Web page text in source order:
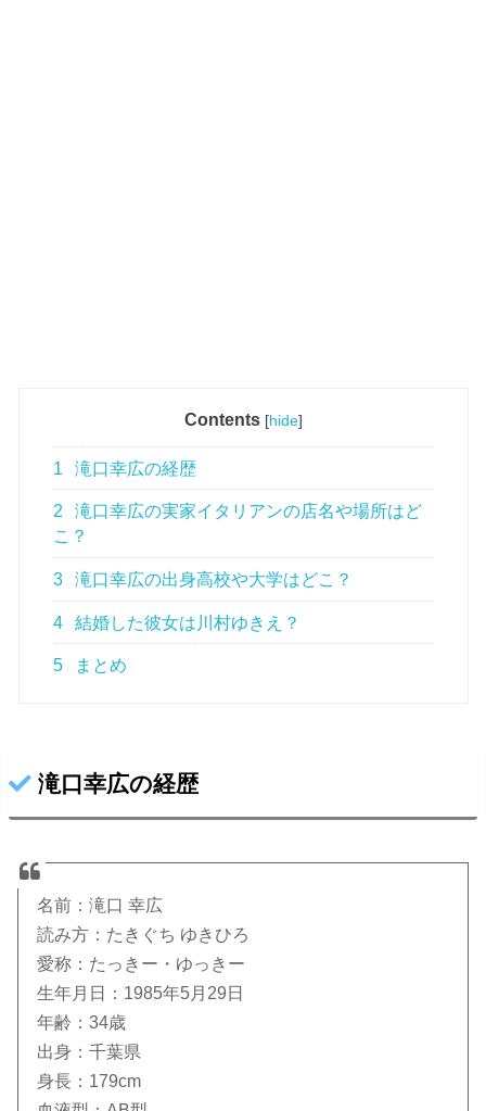
Contents [hide]
1 滝口幸広の経歴
2
滝口幸広の実家イタリアンの店名や場所はど
こ？
3 滝口幸広の出身高校や大学はどこ？
4 結婚した彼女は川村ゆきえ？
5 まとめ
滝口幸広の経歴
名前：滝口 幸広
読み方：たきぐち ゆきひろ
愛称：たっきー・ゆっきー
生年月日：1985年5月29日
年齢：34歳
出身：千葉県
身長：179cm